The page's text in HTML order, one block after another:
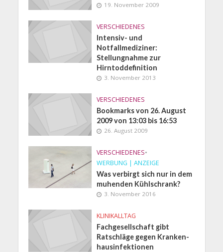
19. November 2009
VERSCHIEDENES
Intensiv- und
Notfallmediziner:
Stellungnahme zur
Hirntoddefinition
3. November 2013
VERSCHIEDENES
Bookmarks von 26. August
2009 von 13:03 bis 16:53
26. August 2009
VERSCHIEDENES•
WERBUNG | ANZEIGE
Was verbirgt sich nur in dem
muhenden Kühlschrank?
3. November 2016
KLINIKALLTAG
Fachgesellschaft gibt
Ratschläge gegen Kranken­
hausinfektionen